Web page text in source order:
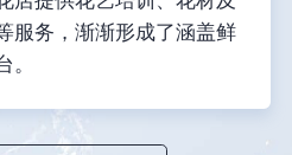
服务，渐渐形成了涵盖鲜